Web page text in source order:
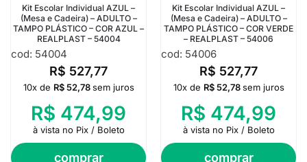
Kit Escolar Individual AZUL –
(Mesa e Cadeira) – ADULTO –
TAMPO PLÁSTICO – COR AZUL –
REALPLAST – 54004
cod: 54004
R$ 527,77
comprar
10x de R$52,78 sem juros
R$ 474,99
à vista no Pix / Boleto
Kit Escolar Individual AZUL –
(Mesa e Cadeira) – ADULTO –
TAMPO PLÁSTICO – COR VERDE
– REALPLAST – 54006
cod: 54006
R$ 527,77
comprar
10x de R$52,78 sem juros
R$ 474,99
à vista no Pix / Boleto